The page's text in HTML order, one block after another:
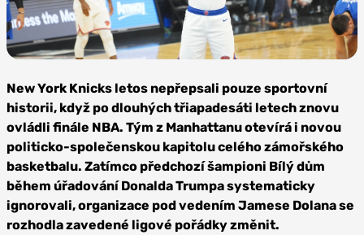
Depositphotos
New York Knicks letos nepřepsali pouze sportovní
historii, když po dlouhých třiapadesáti letech znovu
ovládli finále NBA. Tým z Manhattanu otevírá i novou
politicko-společenskou kapitolu celého zámořského
basketbalu. Zatímco předchozí šampioni Bílý dům
během úřadování Donalda Trumpa systematicky
ignorovali, organizace pod vedením Jamese Dolana se
rozhodla zavedené ligové pořádky změnit.